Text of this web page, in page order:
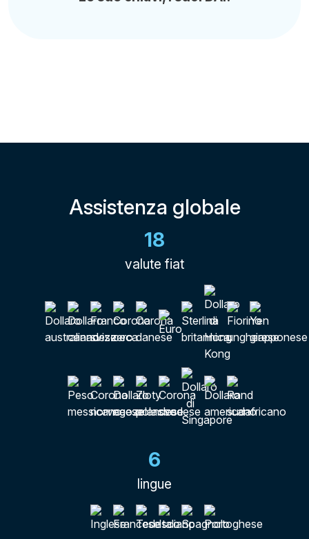
Assistenza globale
18
valute fiat
6
lingue